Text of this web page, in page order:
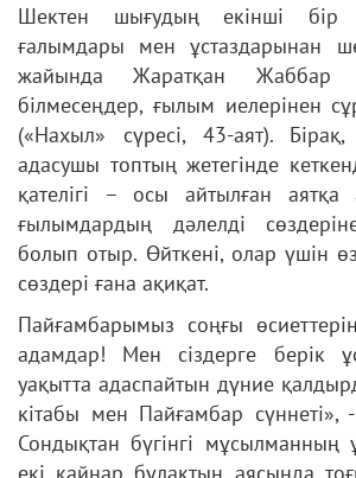
Шектен шығудың екінші
ғалымдары мен ұстаздарынан
жайында Жаратқан Жаббар
білмесеңдер, ғылым иелерінен
(«Нахыл» сүресі, 43-аят).
адасушы топтың жетегінде
қателігі – осы айтылған аятқа
ғылымдардың дәлелді
болып отыр. Өйткені, олар үшін
сөздері ғана ақиқат.
Пайғамбарымыз соңғы
адамдар! Мен сіздерге берік
уақытта адаспайтын дүние
кітабы мен Пайғамбар сүннеті»,
Сондықтан бүгінгі
екі қайнар бұлақтың аясында